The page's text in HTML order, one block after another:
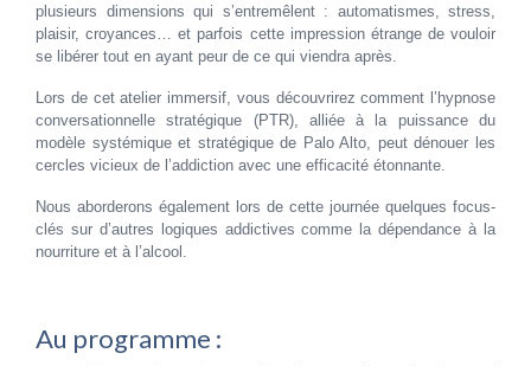
plusieurs dimensions qui s’entremêlent : automatismes, stress,
plaisir, croyances… et parfois cette impression étrange de vouloir
se libérer tout en ayant peur de ce qui viendra après.
Lors de cet atelier immersif, vous découvrirez comment l’hypnose
conversationnelle stratégique (PTR), alliée à la puissance du
modèle systémique et stratégique de Palo Alto, peut dénouer les
cercles vicieux de l’addiction avec une efficacité étonnante.
Nous aborderons également lors de cette journée quelques focus-
clés sur d’autres logiques addictives comme la dépendance à la
nourriture et à l’alcool.
Au programme :